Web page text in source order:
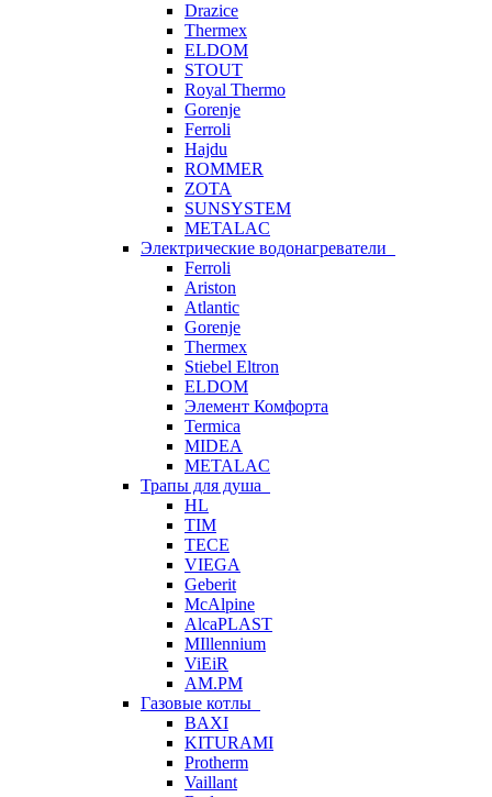
Drazice
Thermex
ELDOM
STOUT
Royal Thermo
Gorenje
Ferroli
Hajdu
ROMMER
ZOTA
SUNSYSTEM
METALAC
Электрические водонагреватели
Ferroli
Ariston
Atlantic
Gorenje
Thermex
Stiebel Eltron
ELDOM
Элемент Комфорта
Termica
MIDEA
METALAC
Трапы для душа
HL
TIM
TECE
VIEGA
Geberit
McAlpine
AlcaPLAST
MIllennium
ViEiR
AM.PM
Газовые котлы
BAXI
KITURAMI
Protherm
Vaillant